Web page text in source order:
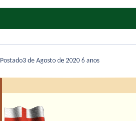
Postado3 de Agosto de 2020 6 anos